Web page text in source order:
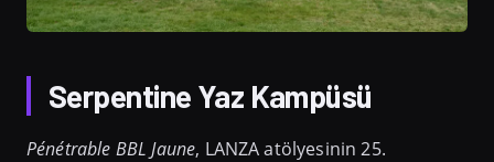
Serpentine Yaz Kampüsü
Pénétrable BBL Jaune, LANZA atölyesinin 25.